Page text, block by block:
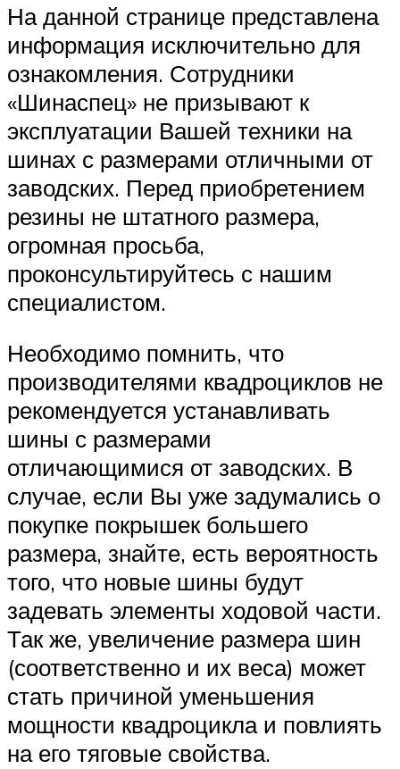
На данной странице представлена
информация исключительно для
ознакомления. Сотрудники
«Шинаспец» не призывают к
эксплуатации Вашей техники на
шинах с размерами отличными от
заводских. Перед приобретением
резины не штатного размера,
огромная просьба,
проконсультируйтесь с нашим
специалистом.
Необходимо помнить, что
производителями квадроциклов не
рекомендуется устанавливать
шины с размерами
отличающимися от заводских. В
случае, если Вы уже задумались о
покупке покрышек большего
размера, знайте, есть вероятность
того, что новые шины будут
задевать элементы ходовой части.
Так же, увеличение размера шин
(соответственно и их веса) может
стать причиной уменьшения
мощности квадроцикла и повлиять
на его тяговые свойства.